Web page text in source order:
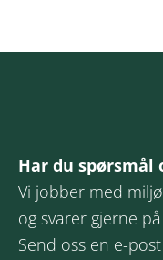
Har du
Vi jobber med
og svarer gjerne
Send oss en e-